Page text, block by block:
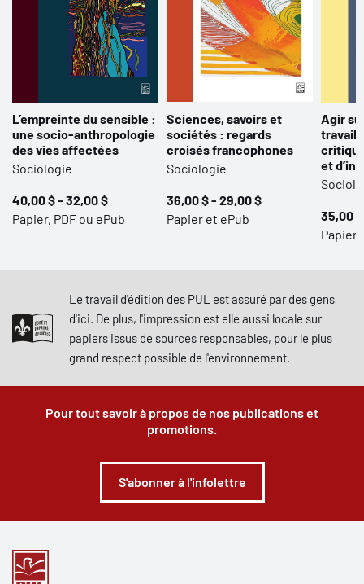
L’empreinte du sensible :
une socio-anthropologie
des vies affectées
Sociologie
40,00 $ - 32,00 $
Papier, PDF ou ePub
Sciences, savoirs et
sociétés : regards
croisés francophones
Sociologie
36,00 $ - 29,00 $
Papier et ePub
Agir
travail
et
35,00
Papier,
Le travail d'édition des PUL est assuré par des gens
d'ici. De plus, l'impression est elle aussi locale sur
papiers issus de sources responsables, pour le plus
grand respect possible de l'environnement.
Pour tout savoir à propos de nos publications et
promotions.
S'abonner à l'infolettre